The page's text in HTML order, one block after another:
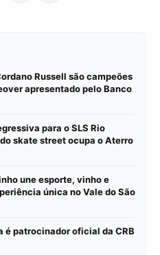
Russell são campeões
apresentado pelo Banco
para o SLS Rio
skate street ocupa o Aterro
une esporte, vinho e
única no Vale do São
é patrocinador oficial da CRB